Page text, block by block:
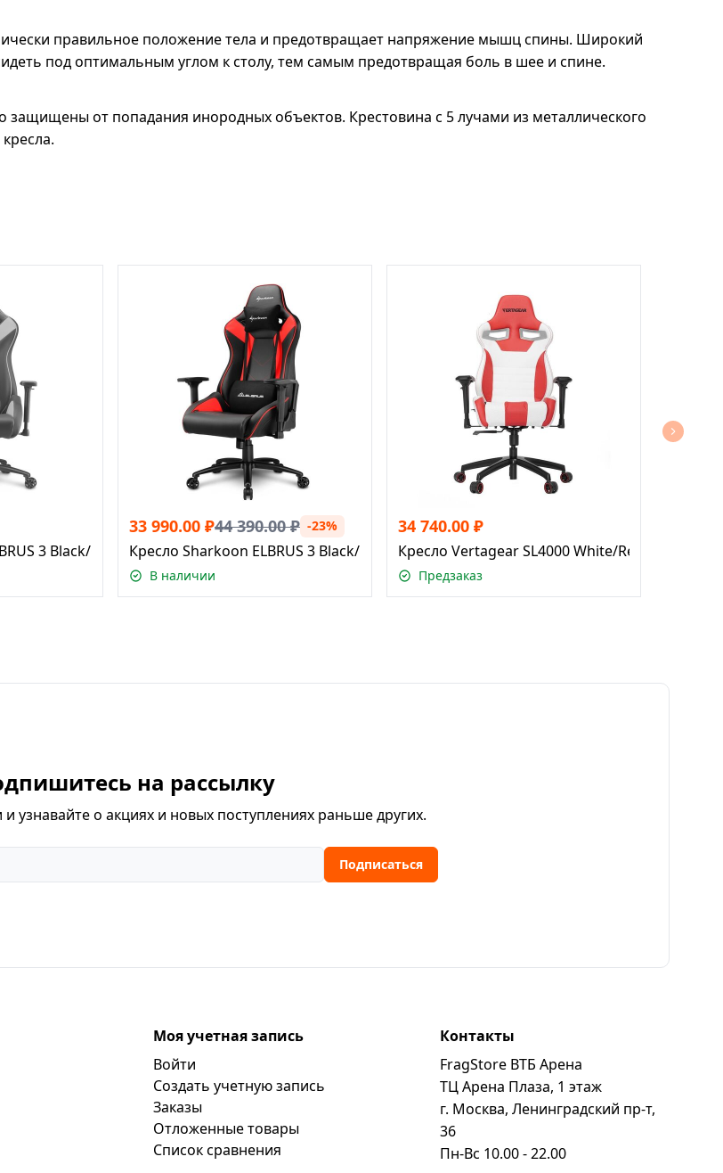
правильное положение тела и предотвращает напряжение мышц спины. Широкий
под оптимальным углом к столу, тем самым предотвращая боль в шее и спине.
от попадания инородных объектов. Крестовина с 5 лучами из металлического
3 Black/Grey
33 990.00 ₽44 390.00₽ -23%
Кресло Sharkoon ELBRUS 3 Black/Red
В наличии
34 740.00 ₽
Кресло Vertagear SL4000 White/Red
Предзаказ
на рассылку
узнавайте о акциях и новых поступлениях раньше других.
Подписаться
Моя учетная запись
Войти
Создать учетную запись
Заказы
Отложенные товары
Список сравнения
Контакты
FragStore ВТБ Арена
ТЦ Арена Плаза, 1 этаж
г. Москва, Ленинградский пр-т,
36
Пн-Вс 10.00 - 22.00